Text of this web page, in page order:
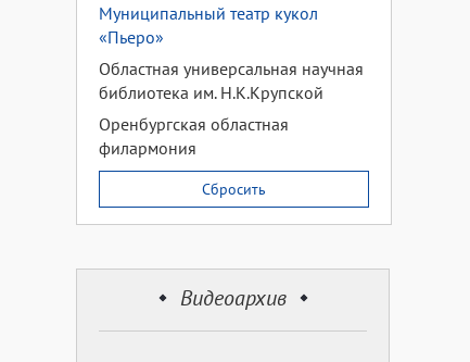
Муниципальный театр кукол
«Пьеро»
Областная универсальная научная
библиотека им. Н.К.Крупской
Оренбургская областная
филармония
Сбросить
Видеоархив